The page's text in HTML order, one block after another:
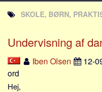
Utvandrarna.se
Tyskland.dk
England.dk
JLKM.dk
SKOLE, BØRN,
Undervisning af
Iben Olsen 12-
ord
Hej,